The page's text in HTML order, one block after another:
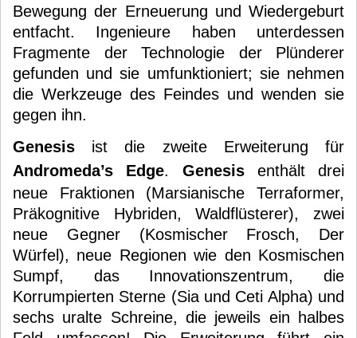
Bewegung der Erneuerung und Wiedergeburt
entfacht. Ingenieure haben unterdessen
Fragmente der Technologie der Plünderer
gefunden und sie umfunktioniert; sie nehmen
die Werkzeuge des Feindes und wenden sie
gegen ihn.
Genesis ist die zweite Erweiterung für
Andromeda’s Edge. Genesisenthält drei
neue Fraktionen (Marsianische Terraformer,
Präkognitive Hybriden, Waldflüsterer), zwei
neue Gegner (Kosmischer Frosch, Der
Würfel), neue Regionen wie den Kosmischen
Sumpf, das Innovationszentrum, die
Korrumpierten Sterne (Sia und Ceti Alpha) und
sechs uralte Schreine, die jeweils ein halbes